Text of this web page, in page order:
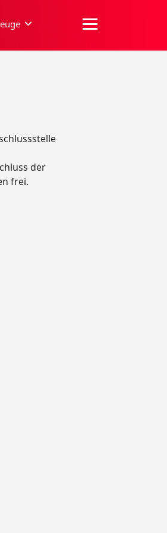
der
frei.